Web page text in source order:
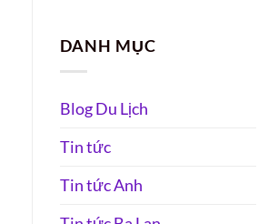
DANH MỤC
Blog Du Lịch
Tin tức
Tin tức Anh